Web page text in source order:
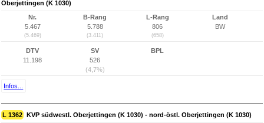
Oberjettingen (K 1030)
Nr.
5.467
(5.469)
B-Rang
5.788
(3.411)
L-Rang
806
(658)
Land
BW
DTV
11.198
SV
526
(4,7%)
BPL
Infos...
L 1362 KVP südwestl. Oberjettingen (K 1030) - nord-östl. Oberjettingen (K 1030)